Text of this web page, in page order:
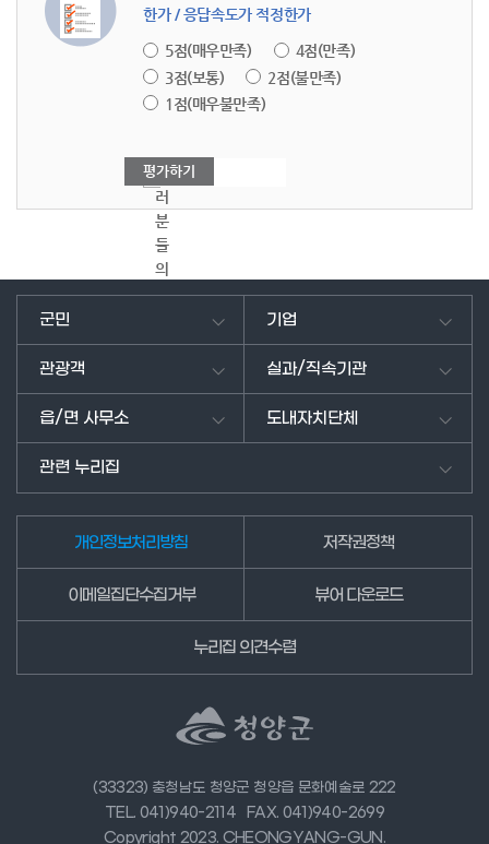
한가 / 응답속도가 적정한가
5점(매우만족)
4점(만족)
3점(보통)
2점(불만족)
1점(매우불만족)
여
러
분
들
의
의
을
군민 기업
관광객 실과/직속기관
읍/면 사무소 도내자치단체
관련 누리집
개인정보처리방침 저작권정책
이메일집단수집거부 뷰어 다운로드
누리집 의견수렴
(33323) 충청남도 청양군 청양읍 문화예술로 222
TEL. 041)940-2114
FAX. 041)940-2699
Copyright 2023. CHEONGYANG-GUN.